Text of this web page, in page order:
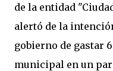
de la entidad
alertó de la
gobierno de gastar
municipal en un